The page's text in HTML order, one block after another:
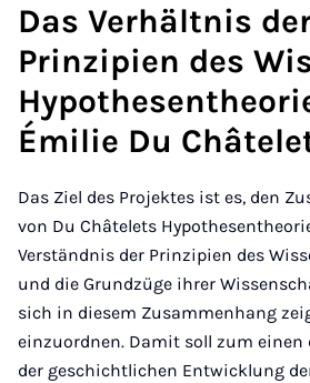
Das Verhältnis
Prinzipien des
Émilie Du
Das Ziel des Projektes ist es, den
von Du Châtelets
Verständnis der Prinzipien des
und die Grundzüge ihrer
sich in diesem Zusammenhang
einzuordnen. Damit soll zum einen
der geschichtlichen Entwicklung